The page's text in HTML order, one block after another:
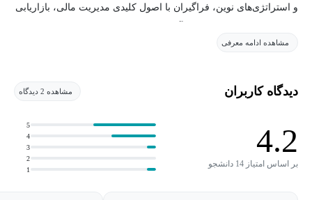
و استراتژی‌های نوین، فراگیران با اصول کلیدی مدیریت مالی، بازاریابی
می‌پردازیم:
تدوین طرح کسب‌وکار جامع و واقع‌بینانه
استفاده از ابزارهای بازاریابی دیجیتال برای جذب مشتری
مشاهده ادامه معرفی
دیدگاه کاربران مشاهده 2 دیدگاه
4.2
بر اساس امتیاز 14 دانشجو
1
2
3
4
5